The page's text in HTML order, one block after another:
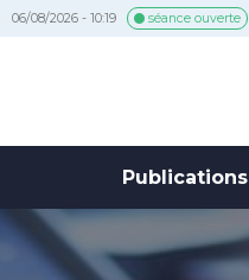
06/08/2026 - 10:19 séance ouverte
Publications